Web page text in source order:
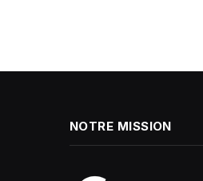
NOTRE MISSION